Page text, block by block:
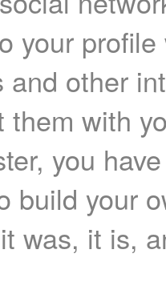
your
and other
them with
you
build your
it was, it is,